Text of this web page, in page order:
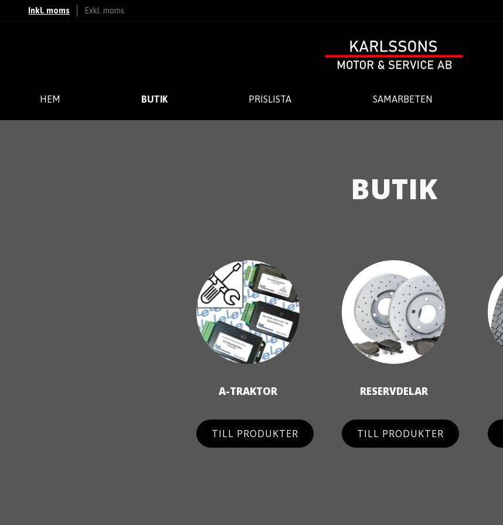
Inkl. moms Exkl. moms
HEM BUTIK PRISLISTA SAMARBETEN
BUTIK
A-TRAKTOR
TILL PRODUKTER
RESERVDELAR
TILL PRODUKTER